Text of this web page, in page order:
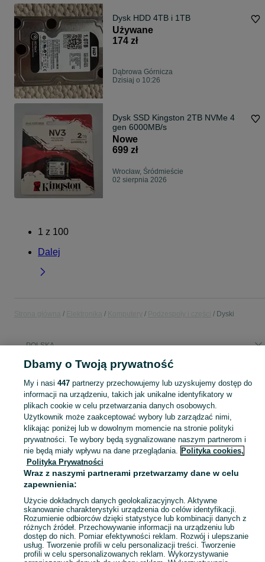
Dysk HDD 4TB i 1TB
Używane
174 zł
Dąbrowa Górnicza
Dzisiaj o 10:26
Dysk SSD Kingston 2TB NVMe 4
gen 6000MB/s
Nowe
699 zł
Wrocław, Śródmieście
02 sierpnia 2026
1 z 100
Dalej
Dyski
POLSKA
Sprzedaż dysków wewnętrznych w Polsce ▶️ SSD NVMe, SATA i HDD różnych pojemności ✅ Nowe i używane w okazyjnych cenach ✌ Kupuj i sprzedawaj na OLX.pl!
Mapa kategorii
Mapa miejscowości
Mapa ministron
Popularne wyszukiwania
Dbamy o Twoją prywatność
My i nasi 447partnerzy przechowujemy lub uzyskujemy dostęp do
informacji na urządzeniu, takich jak unikalne identyfikatory w
plikach cookie w celu przetwarzania danych osobowych.
Użytkownik może zaakceptować wybory lub zarządzać nimi,
klikając poniżej lub w dowolnym momencie na stronie polityki
prywatności. Te wybory będą sygnalizowane naszym partnerom i
nie będą miały wpływu na dane przeglądania. Polityka cookies,
Polityka Prywatności
Wraz z naszymi partnerami przetwarzamy dane w celu
zapewnienia:
Użycie dokładnych danych geolokalizacyjnych. Aktywne
skanowanie charakterystyki urządzenia do celów identyfikacji.
Rozumienie odbiorców dzięki statystyce lub kombinacji danych z
różnych źródeł. Przechowywanie informacji na urządzeniu lub
dostęp do nich. Pomiar efektywności reklam. Rozwój i ulepszanie
usług. Tworzenie profili w celu personalizacji treści. Tworzenie
profili w celu spersonalizowanych reklam. Wykorzystywanie